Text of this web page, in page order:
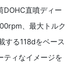
DOHC直噴ディー
、最大トルク
る118dをベース
ティなイメージを